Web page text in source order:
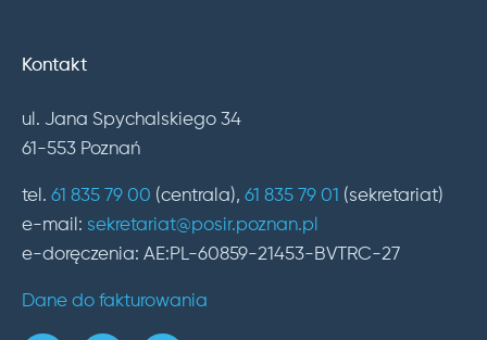
Kontakt
ul. Jana Spychalskiego 34
61-553 Poznań
tel. 61 835 79 00 (centrala), 61 835 79 01 (sekretariat)
e-mail: sekretariat@posir.poznan.pl
e-doręczenia: AE:PL-60859-21453-BVTRC-27
Dane do fakturowania